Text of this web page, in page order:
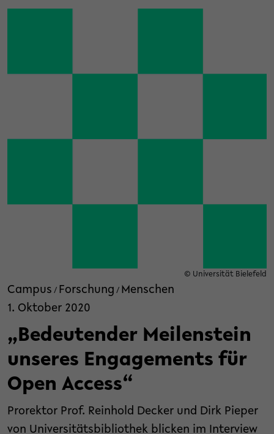
© Universität Bielefeld
Campus / Forschung / Menschen
1. Oktober 2020
„Bedeutender Meilenstein
unseres Engagements für
Open Access“
Prorektor Prof. Reinhold Decker und Dirk Pieper
von Universitätsbibliothek blicken im Interview